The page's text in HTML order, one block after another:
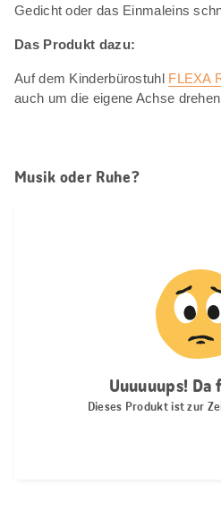
Gedicht oder das Einmaleins
Das Produkt dazu:
Auf dem Kinderbürostuhl FLEXA
auch um die eigene Achse
Musik oder Ruhe?